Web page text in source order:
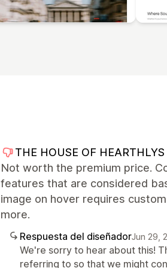
THE HOUSE OF HEARTHLYS
Not worth the premium price.
features that are considered
image on hover requires
more.
Respuesta del diseñadorJun 29,
We're sorry to hear about this!
referring to so that we might